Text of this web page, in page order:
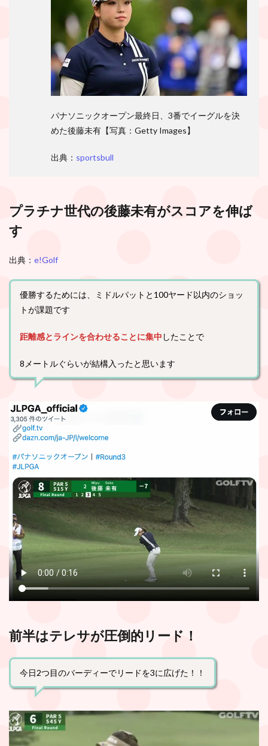
パナソニックオープン最終日、3番でイーグルを決
めた後藤未有【写真：Getty Images】
出典： sportsbull
プラチナ世代の後藤未有がスコアを伸ば
す
出典： e!Golf
優勝するためには、ミドルパットと100ヤード以内のショッ
トが課題です
距離感とラインを合わせることに集中 したことで
8メートルぐらいが結構入ったと思います
前半はテレサが圧倒的リード！
今日2つ目のバーディーでリードを3に広げた！！